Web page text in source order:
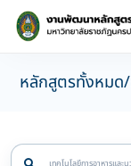
หลักสูตรทั้งหมด